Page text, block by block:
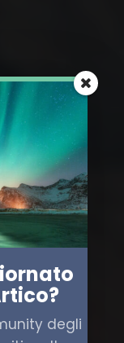
degli